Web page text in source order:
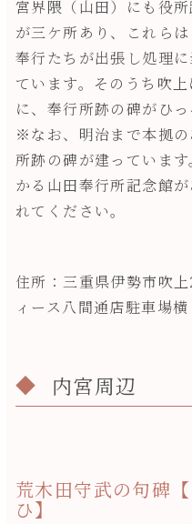
宮界隈（山田）にも役
が三ケ所あり、これら
奉行たちが出張し処理
ています。そのうち吹
に、奉行所跡の碑がひっ
※なお、明治まで本拠
所跡の碑が建っていま
かる山田奉行所記念館
れてください。
住所：三重県伊勢市吹
ィース八間通店駐車場横
内宮周辺
荒木田守武の句碑
ひ】